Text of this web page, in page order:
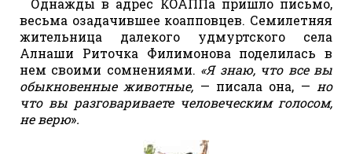
Однажды в адрес КОАППа пришло письмо,
весьма озадачившее коапповцев. Семилетняя
жительница далекого удмуртского села
Алнаши Риточка Филимонова поделилась в
нем своими сомнениями. «Я знаю, что все вы
обыкновенные животные, — писала она, — но
что вы разговариваете человеческим голосом,
не верю».